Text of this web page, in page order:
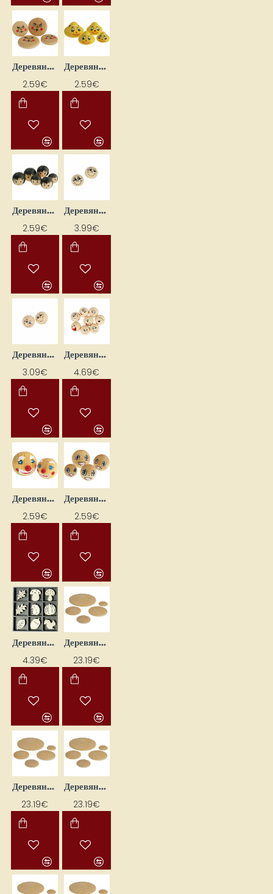
Деревянные головы для кукол (4 шт.)
2.59€
Деревянные головы для кукол (4 шт.)
2.59€
Деревянные головы для кукол (6 шт.)
2.59€
Деревянные головы для кукол (D 12 мм, 20 шт.)
3.99€
Деревянные головы для кукол (D 30 мм, 10 шт.)
3.09€
Деревянные головы для кукол (D 30 мм, 16 шт.)
4.69€
Деревянные головы кукол (2 шт.)
2.59€
Деревянные головы кукол (4 шт.)
2.59€
Деревянные декоры "Лес" (45 шт.)
4.39€
Деревянные диски (D 12 x 3,5 мм, 245 шт.)
23.19€
Деревянные диски (D 15 x 5 мм, 197 шт.)
23.19€
Деревянные диски (D 20 x 5 мм, 140 шт.)
23.19€